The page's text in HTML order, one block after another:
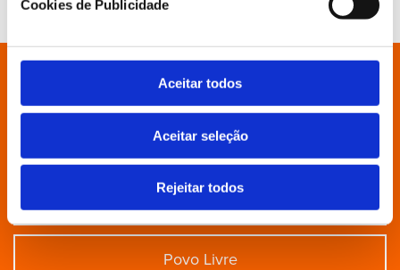
Cookies de Publicidade
Aceitar todos
Aceitar seleção
Rejeitar todos
adjunto e deputado).
Está à procura de algo específico?
Partido
Grupo Parlamentar
Povo Livre